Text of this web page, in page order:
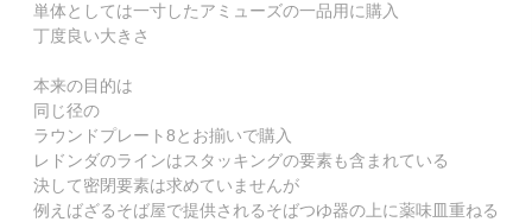
単体としては一寸したアミューズの一品用に購入
丁度良い大きさ
本来の目的は
同じ径の
ラウンドプレート8とお揃いで購入
レドンダのラインはスタッキングの要素も含まれている
決して密閉要素は求めていませんが
例えばざるそば屋で提供されるそばつゆ器の上に薬味皿重ねる